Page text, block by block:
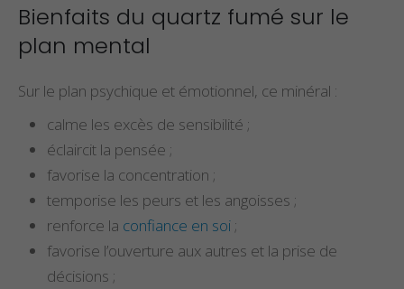
Bienfaits du quartz fumé sur le
plan mental
Sur le plan psychique et émotionnel, ce minéral :
calme les excès de sensibilité ;
éclaircit la pensée ;
favorise la concentration ;
temporise les peurs et les angoisses ;
renforce la confiance en soi ;
favorise l’ouverture aux autres et la prise de
décisions ;